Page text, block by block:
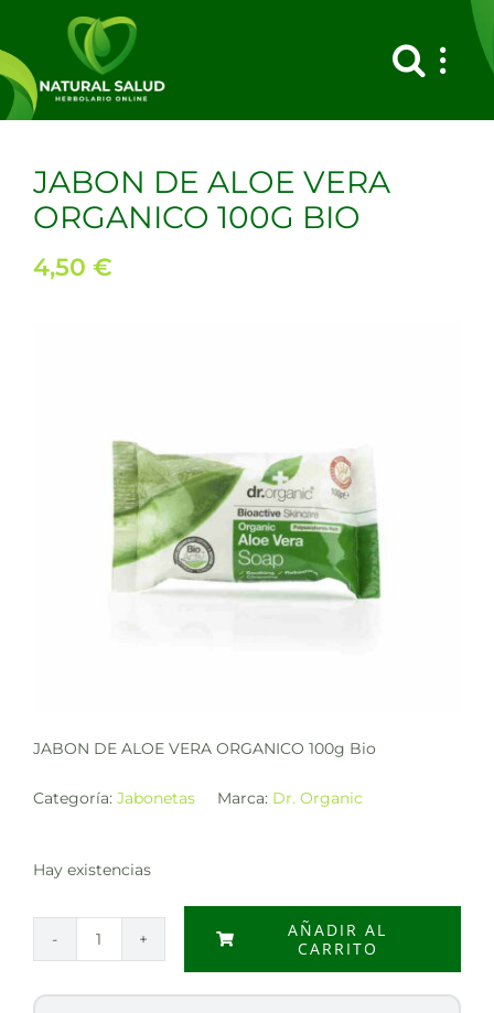
contenido
JABON DE ALOE VERA
ORGANICO 100G BIO
4,50 €
JABON DE ALOE VERA ORGANICO 100g Bio
Categoría: Jabonetas Marca: Dr. Organic
Hay existencias
JABON
AÑADIR AL
CARRITO